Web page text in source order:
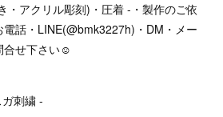
・アクリル彫刻)・圧着 -・製作のご依
話・LINE(@bmk3227h)・DM・メー
合せ下さい☺︎
刺繍 -